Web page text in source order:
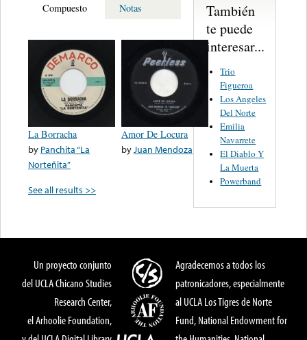
Compuesto Notas
La Borracha
by Panchita “La
Norteñita”
Amor De Locura
byJuan Mendoza
See all results >>
También
te puede
interesar...
Trio
Figueroa
Los Angeles
Del Norte
Emilia
Navarrete
El Diablo Y
La Muerta
Powerband
Un proyecto conjunto
del UCLA Chicano Studies
Research Center,
el Arhoolie Foundation,
Agradecemos a todos los
patronicadores, especialmente
al UCLA Los Tigres de Norte
Fund, National Endowment for